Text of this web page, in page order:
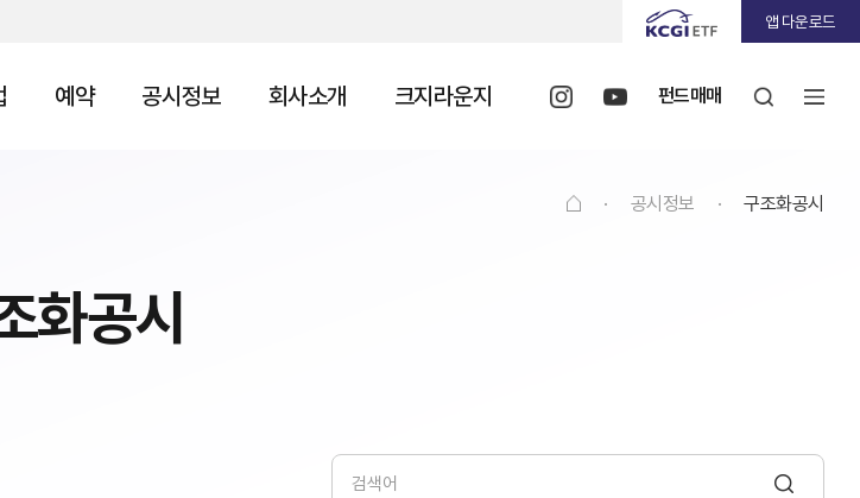
앱 다운로드
예약 공시정보 회사소개 크지라운지 펀드매매
· 공시정보 · 구조화공시
화공시